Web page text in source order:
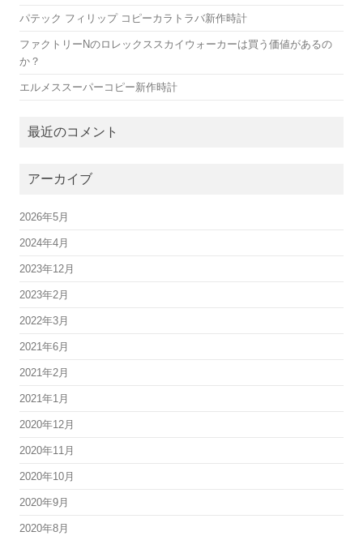
パテック フィリップ コピーカラトラバ新作時計
ファクトリーNのロレックススカイウォーカーは買う価値があるの
か？
エルメススーパーコピー新作時計
最近のコメント
アーカイブ
2026年5月
2024年4月
2023年12月
2023年2月
2022年3月
2021年6月
2021年2月
2021年1月
2020年12月
2020年11月
2020年10月
2020年9月
2020年8月